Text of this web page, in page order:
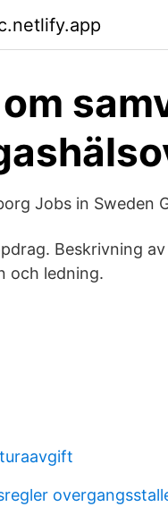
Jobs in Sweden
Beskrivning
och ledning.